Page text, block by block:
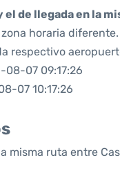
de llegada en la
horaria
respectivo
08-07 09:17:26
07 10:17:26
misma ruta entre